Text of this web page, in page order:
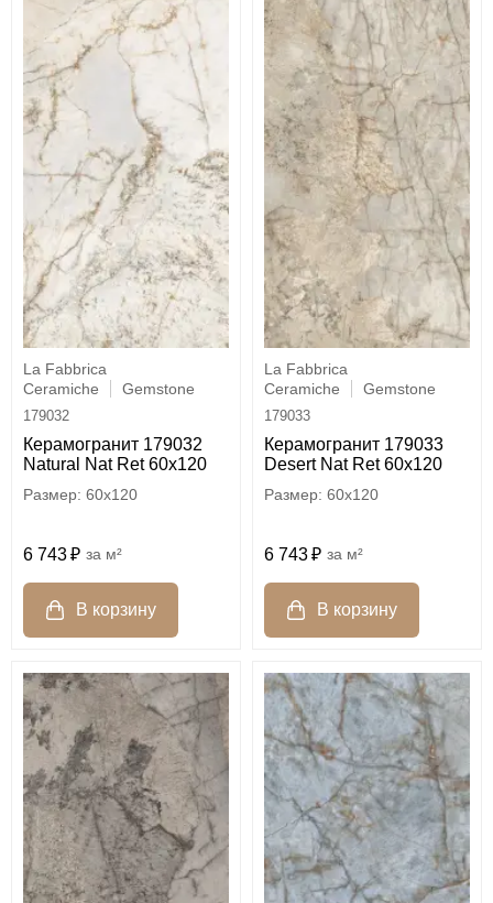
La Fabbrica
Ceramiche
Gemstone
179032
Керамогранит 179032
Natural Nat Ret 60x120
60x120
6 743 м²
La Fabbrica
Ceramiche
Gemstone
179033
Керамогранит 179033
Desert Nat Ret 60x120
60x120
6 743 м²